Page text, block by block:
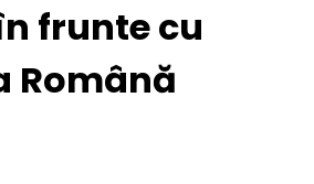
frunte cu
Română